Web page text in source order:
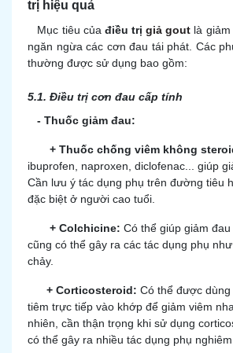
trị hiệu quả
Mục tiêu của điều trịgiả gout là
ngăn ngừa các cơn đau tái phát. Các
thường được sử dụng bao gồm:
5.1. Điều trị cơn đau cấp tính
- Thuốc giảm đau:
+ Thuốc chống viêm không
ibuprofen, naproxen, diclofenac... giúp
Cần lưu ý tác dụng phụ trên đường tiêu
đặc biệt ở người cao tuổi.
+ Colchicine: Có thể giúp giảm
cũng có thể gây ra các tác dụng phụ
chảy.
+ Corticosteroid: Có thể được
tiêm trực tiếp vào khớp để giảm viêm
nhiên, cần thận trọng khi sử dụng
có thể gây ra nhiều tác dụng phụ nghiêm